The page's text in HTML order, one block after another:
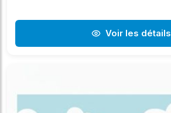
Voir les détails